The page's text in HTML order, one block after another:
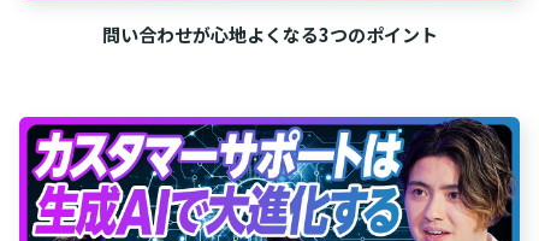
問い合わせが心地よくなる3つのポイント